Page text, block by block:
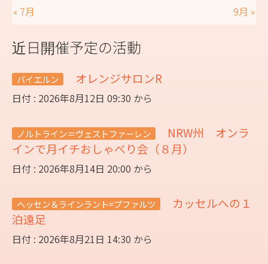
« 7月
9月 »
近日開催予定の活動
バイエルン オレンジサロンR
日付 : 2026年8月12日 09:30 から
ノルトライン＝ヴェストファーレン
NRW州 オンラ
インで月イチおしゃべり会（８月）
日付 : 2026年8月14日 20:00 から
ヘッセン＆ラインラント=プファルツ
カッセルへの１
泊遠足
日付 : 2026年8月21日 14:30 から